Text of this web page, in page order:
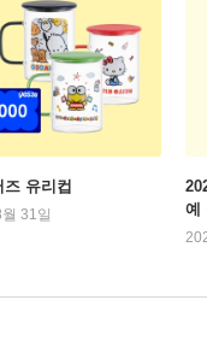
유리컵
31일
예